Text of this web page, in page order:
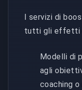
I servizi di
tutti gli effetti
Modelli di
agli
coaching o